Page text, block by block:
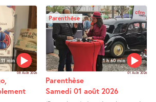
11 min
08 Août 2026
1 h 60 min
Parenthèse
01 Août 2026
Parenthèse
Samedi 01 août 2026